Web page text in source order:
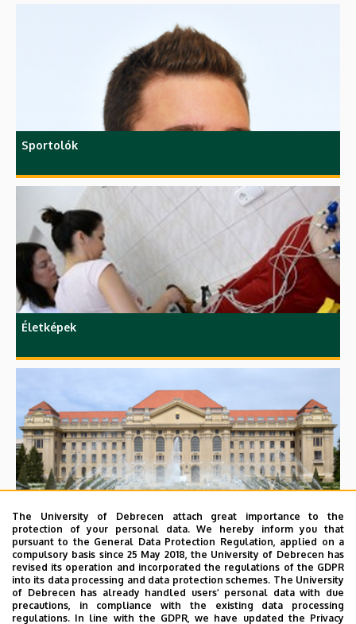
Sportolók
Életképek
The University of Debrecen attach great importance to the
protection of your personal data. We hereby inform you that
pursuant to the General Data Protection Regulation, applied on a
compulsory basis since 25 May 2018, the University of Debrecen has
revised its operation and incorporated the regulations of the GDPR
into its data processing and data protection schemes. The University
of Debrecen has already handled users’ personal data with due
precautions, in compliance with the existing data processing
regulations. In line with the GDPR, we have updated the Privacy